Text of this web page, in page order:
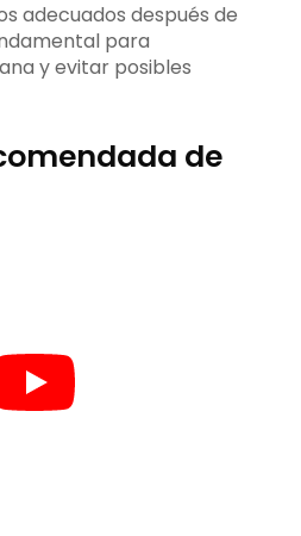
adecuados después de
para
y evitar posibles
de